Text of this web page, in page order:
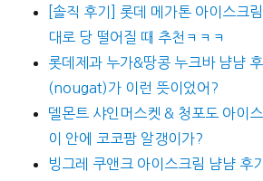
[솔직 후기] 롯데 메가톤 아이스크
대로 당 떨어질 때 추천ㅋㅋㅋ
롯데제과 누가&땅콩 누크바 냠냠
(nougat)가 이런 뜻이었어?
델몬트 샤인머스켓 & 청포도 아이
이 안에 코코팜 알갱이가?
빙그레 쿠앤크 아이스크림 냠냠 후